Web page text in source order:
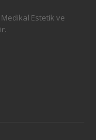
Estetik ve